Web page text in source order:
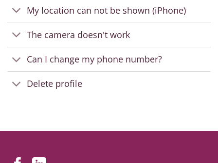
My location can not be shown (iPhone)
The camera doesn't work
Can I change my phone number?
Delete profile